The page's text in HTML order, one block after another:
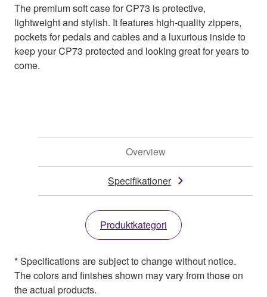
The premium soft case for CP73 is protective,
lightweight and stylish. It features high-quality zippers,
pockets for pedals and cables and a luxurious inside to
keep your CP73 protected and looking great for years to
come.
Overview
Specifikationer
Produktkategori
* Specifications are subject to change without notice.
The colors and finishes shown may vary from those on
the actual products.